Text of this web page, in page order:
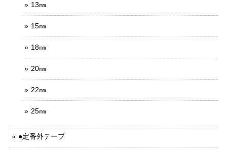
13㎜
15㎜
18㎜
20㎜
22㎜
25㎜
●定番外テープ